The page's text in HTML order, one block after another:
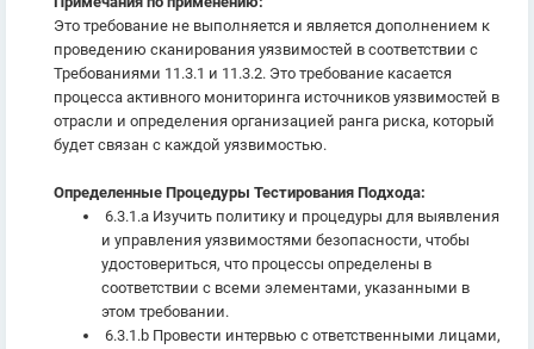
Это требование не выполняется и является дополнением к
проведению сканирования уязвимостей в соответствии с
Требованиями 11.3.1 и 11.3.2. Это требование касается
процесса активного мониторинга источников уязвимостей в
отрасли и определения организацией ранга риска, который
будет связан с каждой уязвимостью.
Определенные Процедуры Тестирования Подхода:
6.3.1.a Изучить политику и процедуры для выявления
и управления уязвимостями безопасности, чтобы
удостовериться, что процессы определены в
соответствии с всеми элементами, указанными в
этом требовании.
6.3.1.b Провести интервью с ответственными лицами,